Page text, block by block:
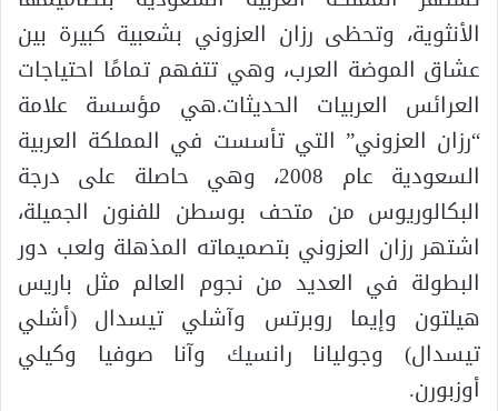
الأنثوية، وتحظى رزان العزوني بشعبية كبيرة بين
عشاق الموضة العرب، وهي تتفهم تمامًا احتياجات
العرائس العربيات الحديثات.هي مؤسسة علامة
“رزان العزوني” التي تأسست في المملكة العربية
السعودية عام 2008، وهي حاصلة على درجة
البكالوريوس من متحف بوسطن للفنون الجميلة،
اشتهر رزان العزوني بتصميماته المذهلة ولعب دور
البطولة في العديد من نجوم العالم مثل باريس
هيلتون وإيما روبرتس وآشلي تيسدال (أشلي
تيسدال) وجوليانا رانسيك وآنا صوفيا وكيلي
أوزبورن.